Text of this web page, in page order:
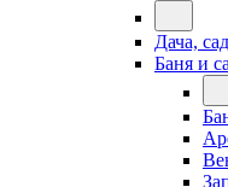
Дача,
Баня и